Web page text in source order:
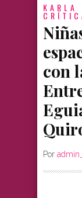
KARLA
con
Por